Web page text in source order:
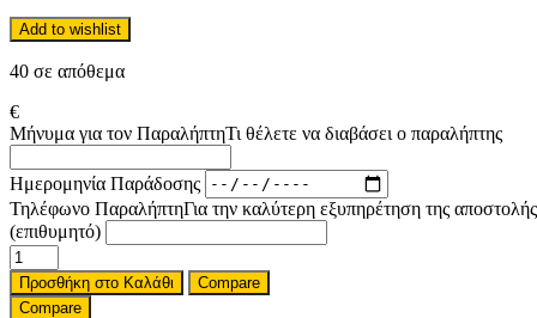
Add to wishlist
40 σε απόθεμα
€
Μήνυμα για τον ΠαραλήπτηΤι θέλετε να διαβάσει ο παραλήπτης
Ημερομηνία Παράδοσης
Τηλέφωνο ΠαραλήπτηΓια την καλύτερη εξυπηρέτηση της αποστολής
(επιθυμητό)
Γιορτινή
σύνθεση
ποσότητα
Προσθήκη στο Καλάθι
Compare
Compare